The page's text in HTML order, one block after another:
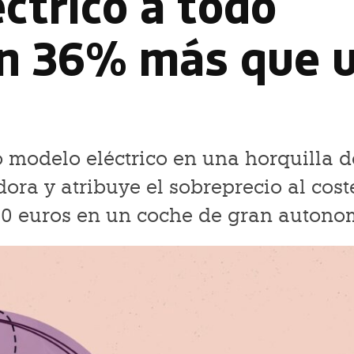
36% más que
modelo eléctrico en una horquilla
y atribuye el sobreprecio al
euros en un coche de gran